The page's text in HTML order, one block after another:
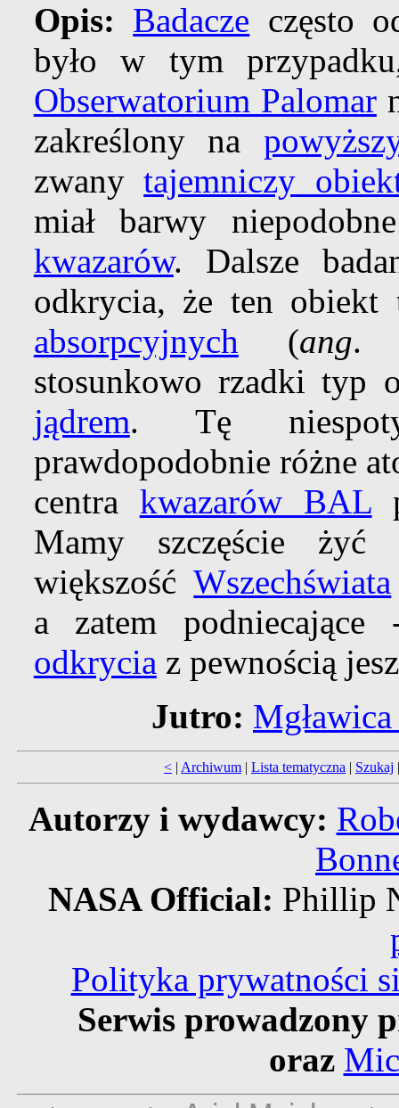
Opis: Badacze często
było w tym
Obserwatorium Palomar
zakreślony na
zwanytajemniczy
miał barwy
kwazarów. Dalsze
odkrycia, że ten
absorpcyjnych (ang
stosunkowo rzadki typ
jądrem. Tę
prawdopodobnie różne
centra kwazarów BAL
Mamy szczęście żyć
większośćWszechświata
a zatem
odkrycia z pewnością
Jutro:
< | Archiwum | Lista tematyczna | Szukaj
Autorzy i wydawcy:
NASA Official: Phillip
Polityka prywatności
Serwis prowadzony
oraz